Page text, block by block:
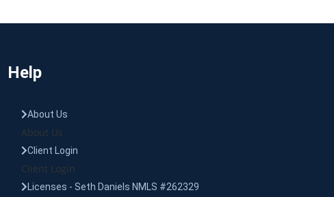
Help
About Us
About Us
Client Login
Client Login
Licenses - Seth Daniels NMLS #262329